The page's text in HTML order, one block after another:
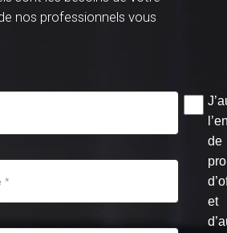
nos professionnels vous
de
et